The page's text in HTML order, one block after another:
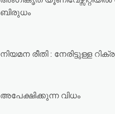
ബിരുധം
നിയമന രീതി : നേരിട്ടുള്ള
അപേക്ഷിക്കുന്ന വിധം